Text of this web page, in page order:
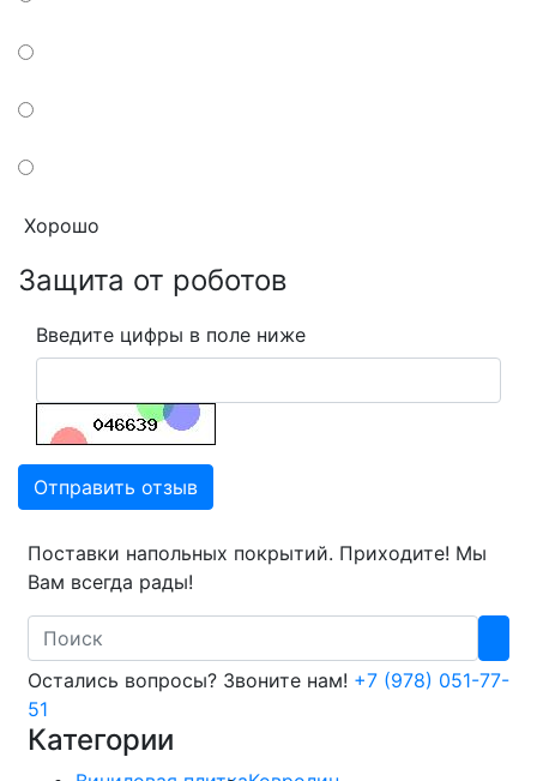
Хорошо
Защита от роботов
Введите цифры в поле ниже
Отправить отзыв
Поставки напольных покрытий. Приходите! Мы
Вам всегда рады!
Search
Остались вопросы? Звоните нам! +7 (978) 051-77-
51
Категории